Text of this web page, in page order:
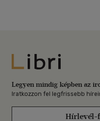
Libri
Legyen mindig képben az
Iratkozzon fel legfrissebb
Hírlevél-